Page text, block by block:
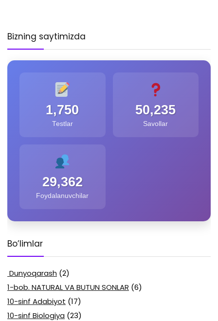
Bizning saytimizda
1,750
Testlar
50,235
Savollar
29,362
Foydalanuvchilar
Bo’limlar
Dunyoqarash (2)
1-bob. NATURAL VA BUTUN SONLAR (6)
10-sinf Adabiyot (17)
10-sinf Biologiya (23)